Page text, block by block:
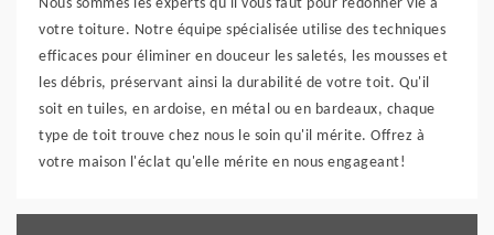
Nous sommes les experts qu'il vous faut pour redonner vie à
votre toiture. Notre équipe spécialisée utilise des techniques
efficaces pour éliminer en douceur les saletés, les mousses et
les débris, préservant ainsi la durabilité de votre toit. Qu'il
soit en tuiles, en ardoise, en métal ou en bardeaux, chaque
type de toit trouve chez nous le soin qu'il mérite. Offrez à
votre maison l'éclat qu'elle mérite en nous engageant!